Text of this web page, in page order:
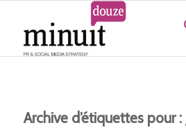
Archive d’étiquettes pour :